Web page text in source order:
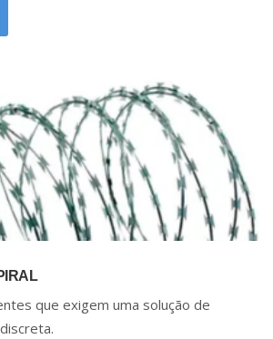
que exigem uma solução de